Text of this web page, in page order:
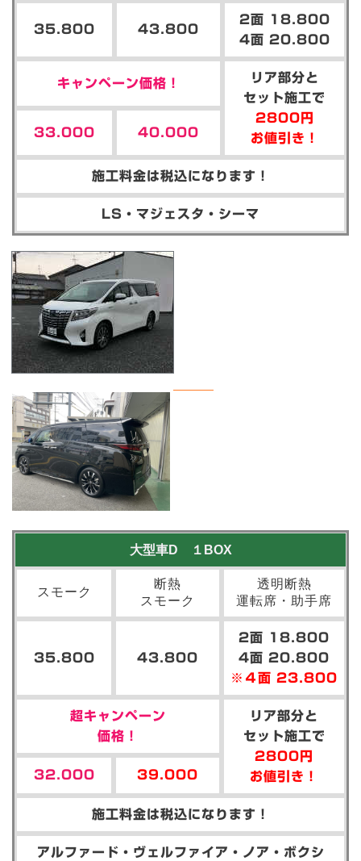
35.800 43.800
2面 18.800
4面 20.800
キャンペーン価格！
リア部分と
セット施工で
2800円
お値引き！
33.000 40.000
施工料金は税込になります！
LS・マジェスタ・シーマ
大型車D １BOX
スモーク
断熱
スモーク
透明断熱
運転席・助手席
35.800 43.800
2面 18.800
4面 20.800
※４面 23.800
超キャンペーン
価格！
リア部分と
セット施工で
2800円
お値引き！
32.000 39.000
施工料金は税込になります！
アルファード・ヴェルファイア・ノア・ボクシ